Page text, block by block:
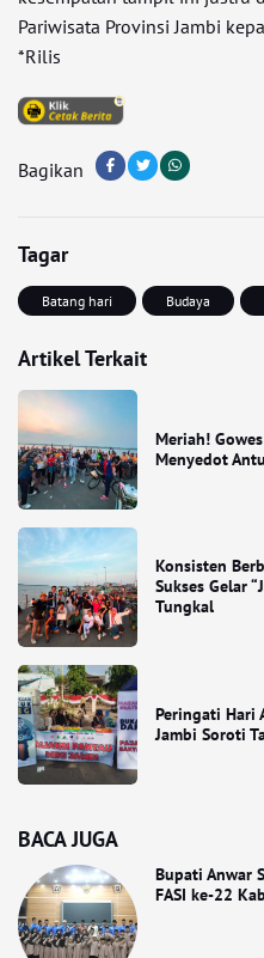
Pariwisata Provinsi Jambi
*Rilis
Bagikan
Tagar
Batang hari Budaya
Artikel Terkait
Meriah!
Menyedot
Konsisten
Sukses Gelar
Tungkal
Peringati Hari
Jambi Soroti
BACA JUGA
Bupati Anwar
FASI ke-22